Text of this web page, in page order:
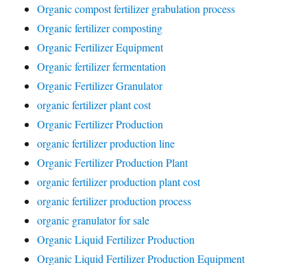
Organic compost fertilizer grabulation process
Organic fertilizer composting
Organic Fertilizer Equipment
Organic fertilizer fermentation
Organic Fertilizer Granulator
organic fertilizer plant cost
Organic Fertilizer Production
organic fertilizer production line
Organic Fertilizer Production Plant
organic fertilizer production plant cost
organic fertilizer production process
organic granulator for sale
Organic Liquid Fertilizer Production
Organic Liquid Fertilizer Production Equipment